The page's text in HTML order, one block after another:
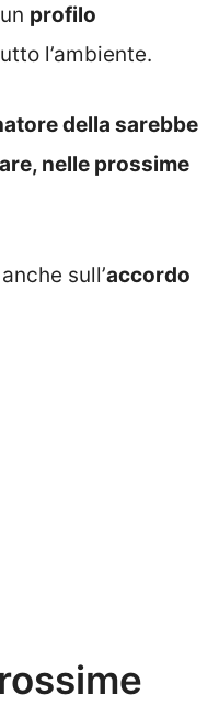
profilo
l’ambiente.
della sarebbe
nelle prossime
sull’accordo